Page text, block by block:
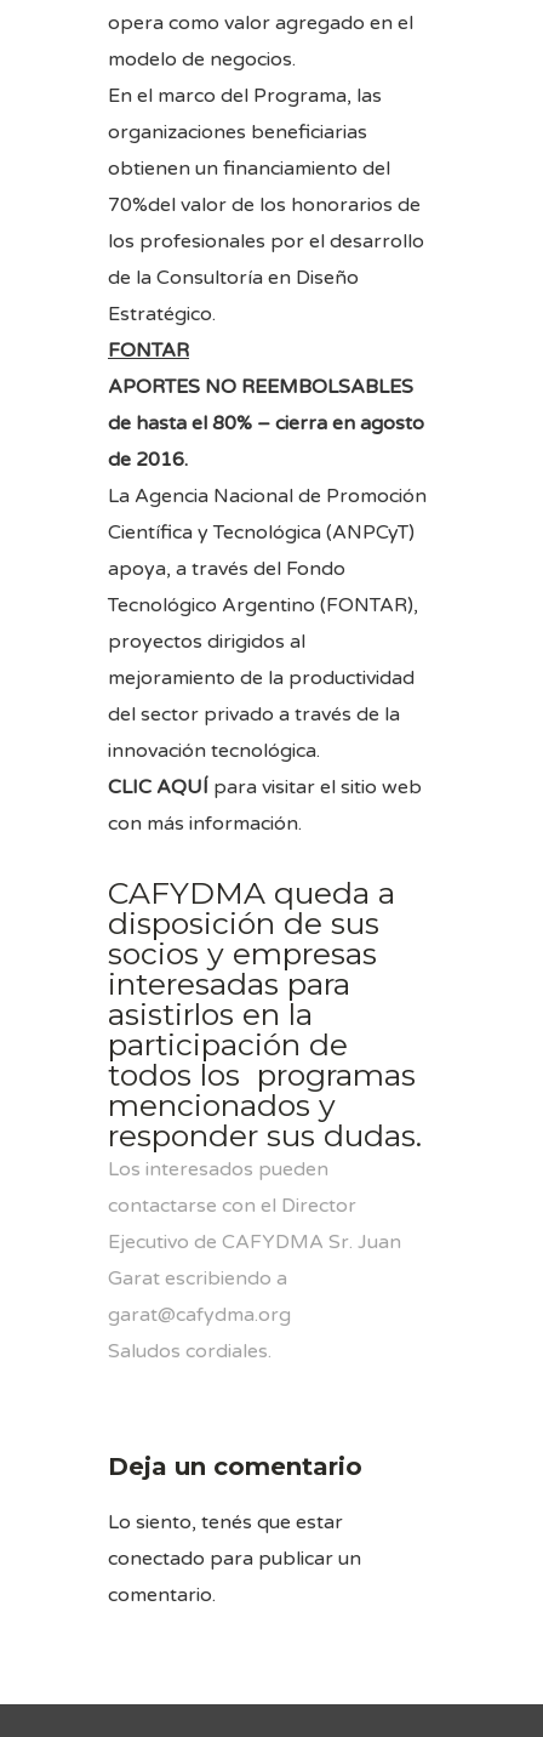
opera como valor agregado en el
modelo de negocios.
En el marco del Programa, las
organizaciones beneficiarias
obtienen un financiamiento del
70%del valor de los honorarios de
los profesionales por el desarrollo
de la Consultoría en Diseño
Estratégico.
FONTAR
APORTES NO REEMBOLSABLES
de hasta el 80% – cierra en agosto
de 2016.
La Agencia Nacional de Promoción
Científica y Tecnológica (ANPCyT)
apoya, a través del Fondo
Tecnológico Argentino (FONTAR),
proyectos dirigidos al
mejoramiento de la productividad
del sector privado a través de la
innovación tecnológica.
CLIC AQUÍ para visitar el sitio web
con más información.
CAFYDMA queda a
disposición de sus
socios y empresas
interesadas para
asistirlos en la
participación de
todos los programas
mencionados y
responder sus dudas.
Los interesados pueden
contactarse con el Director
Ejecutivo de CAFYDMA Sr. Juan
Garat escribiendo a
garat@cafydma.org
Saludos cordiales.
Deja un comentario
Lo siento, tenés que estar
conectado para publicar un
comentario.